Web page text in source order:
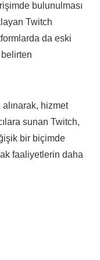
bulunulması
Twitch
da eski
alınarak, hizmet
sunan Twitch,
bir biçimde
faaliyetlerin daha